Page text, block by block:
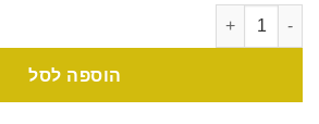
הוספה לסל